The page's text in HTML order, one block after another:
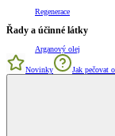
Regenerace
Řady a účinné látky
Arganový olej
Novinky Jak pečovat